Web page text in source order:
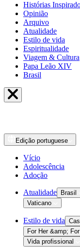
Histórias
Opinião
Arquivo
Atualidade
Estilo de vida
Espiritualidade
Viagem & Cultura
Papa Leão XIV
Brasil
Edição portuguese
Vício
Adolescência
Adoção
Atualidade Brasil
Vaticano
Estilo de vida
For Her &amp;
Vida profissional